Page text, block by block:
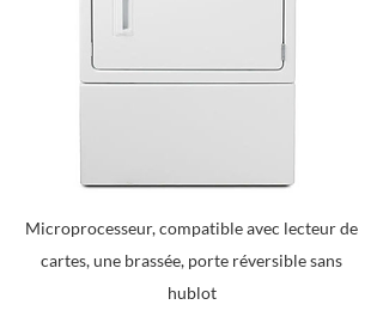
Microprocesseur, compatible avec lecteur de
cartes, une brassée, porte réversible sans
hublot